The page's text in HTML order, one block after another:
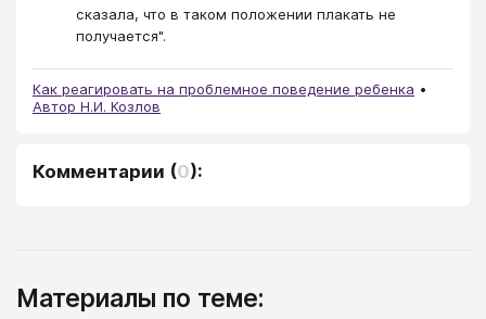
сказала, что в таком положении плакать не
получается".
Как реагировать на проблемное поведение ребенка
Автор Н.И. Козлов
Комментарии (0):
Материалы по теме: